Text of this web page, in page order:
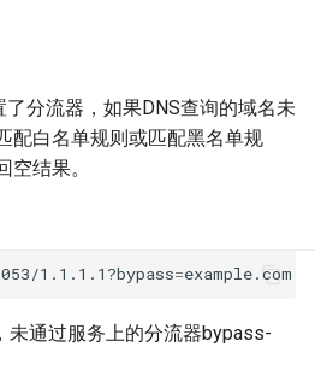
分流器，如果DNS查询的域名未
配白名单规则或匹配黑名单规
空结果。
1.1.1.1?bypass=
未通过服务上的分流器bypass-